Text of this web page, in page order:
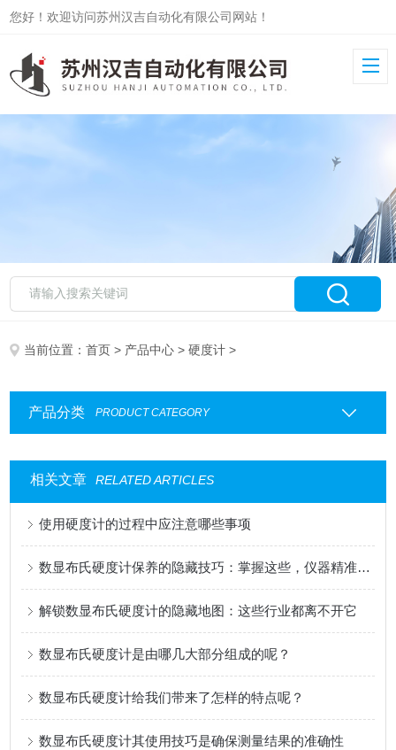
您好！欢迎访问苏州汉吉自动化有限公司网站！
当前位置：首页 > 产品中心 >硬度计 >
产品分类 PRODUCT CATEGORY
相关文章 RELATED ARTICLES
使用硬度计的过程中应注意哪些事项
数显布氏硬度计保养的隐藏技巧：掌握这些，仪器精准度与耐用性双在线
解锁数显布氏硬度计的隐藏地图：这些行业都离不开它
数显布氏硬度计是由哪几大部分组成的呢？
数显布氏硬度计给我们带来了怎样的特点呢？
数显布氏硬度计其使用技巧是确保测量结果的准确性